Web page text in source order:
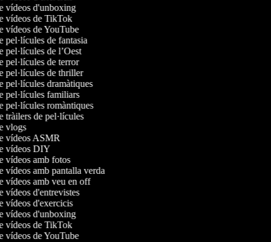
vídeos d'unboxing
vídeos de TikTok
vídeos de YouTube
pel·lícules de fantasia
pel·lícules de l’Oest
pel·lícules de terror
pel·lícules de thriller
pel·lícules dramàtiques
pel·lícules familiars
pel·lícules romàntiques
tràilers de pel·lícules
vlogs
vídeos ASMR
vídeos DIY
vídeos amb fotos
vídeos amb pantalla verda
vídeos amb veu en off
vídeos d'entrevistes
vídeos d'exercicis
vídeos d'unboxing
vídeos de TikTok
vídeos de YouTube